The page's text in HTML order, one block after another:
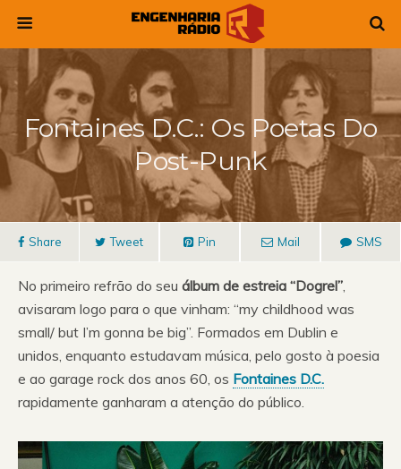
Fontaines D.C.: Os Poetas Do
Post-Punk
Share Tweet Pin Mail SMS
No primeiro refrão do seu álbum de estreia “Dogrel”,
avisaram logo para o que vinham: “my childhood was
small/ but I’m gonna be big”. Formados em Dublin e
unidos, enquanto estudavam música, pelo gosto à poesia
e ao garage rock dos anos 60, os Fontaines D.C.
rapidamente ganharam a atenção do público.